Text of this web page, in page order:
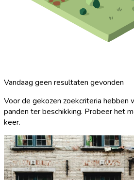
Vandaag geen resultaten gevonden
Voor de gekozen zoekcriteria hebben
panden ter beschikking. Probeer het
keer.